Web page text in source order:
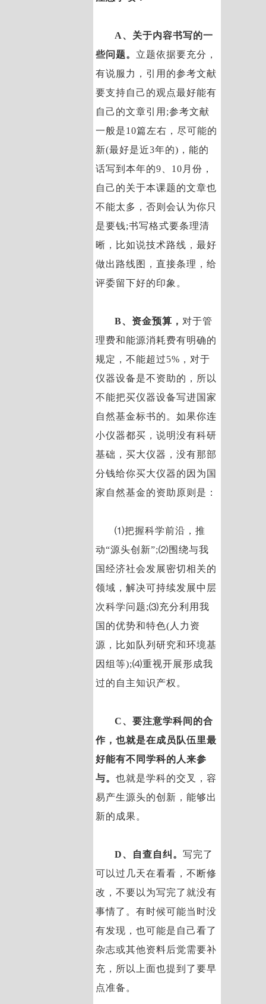
A、关于内容书写的一
些问题。 立题依据要充分，
有说服力，引用的参考文献
要支持自己的观点最好能有
自己的文章引用;参考文献
一般是10篇左右，尽可能的
新(最好是近3年的)，能的
话写到本年的9、10月份，
自己的关于本课题的文章也
不能太多，否则会认为你只
是要钱;书写格式要条理清
晰，比如说技术路线，最好
做出路线图，直接条理，给
评委留下好的印象。
B、资金预算， 对于管
理费和能源消耗费有明确的
规定，不能超过5%，对于
仪器设备是不资助的，所以
不能把买仪器设备写进国家
自然基金标书的。如果你连
小仪器都买，说明没有科研
基础，买大仪器，没有那部
分钱给你买大仪器的因为国
家自然基金的资助原则是：
⑴把握科学前沿，推
动“源头创新”;⑵围绕与我
国经济社会发展密切相关的
领域，解决可持续发展中层
次科学问题;⑶充分利用我
国的优势和特色(人力资
源，比如队列研究和环境基
因组等);⑷重视开展形成我
过的自主知识产权。
C、要注意学科间的合
作，也就是在成员队伍里最
好能有不同学科的人来参
与。也就是学科的交叉，容
易产生源头的创新，能够出
新的成果。
D、自查自纠。写完了
可以过几天在看看，不断修
改，不要以为写完了就没有
事情了。有时候可能当时没
有发现，也可能是自己看了
杂志或其他资料后觉需要补
充，所以上面也提到了要早
点准备。